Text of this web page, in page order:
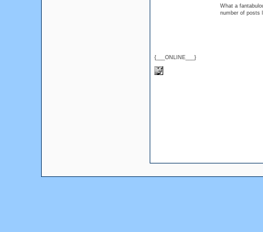
{___ONLINE___}
What a
number of